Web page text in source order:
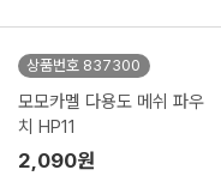
상품번호 837300
모모카멜 다용도 메쉬 파우
치 HP11
2,090원